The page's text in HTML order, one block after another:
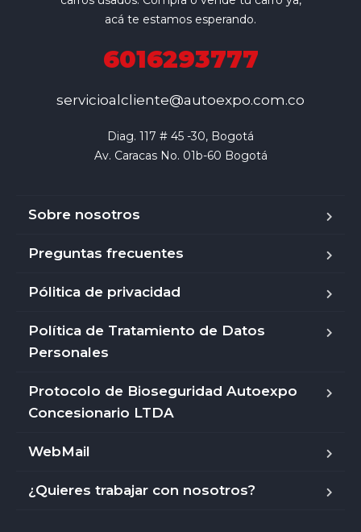
acá te estamos esperando.
6016293777
servicioalcliente@autoexpo.com.co
Diag. 117 # 45 -30, Bogotá
Av. Caracas No. 01b-60 Bogotá
Sobre nosotros
Preguntas frecuentes
Pólitica de privacidad
Política de Tratamiento de Datos
Personales
Protocolo de Bioseguridad Autoexpo
Concesionario LTDA
WebMail
¿Quieres trabajar con nosotros?